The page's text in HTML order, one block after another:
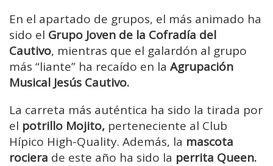
En el apartado de grupos, el más animado ha
sido el Grupo Joven de la Cofradía del
Cautivo, mientras que el galardón al grupo
más “liante” ha recaído en la Agrupación
Musical Jesús Cautivo.
La carreta más auténtica ha sido la tirada por
el potrillo Mojito, perteneciente al Club
Hípico High-Quality. Además, la mascota
rociera de este año ha sido la perrita Queen.